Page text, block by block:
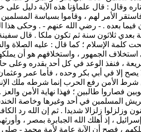
وقال : قال علماؤنا هذه الآية دليل على
الأمر لهم ، وقاموا بسياسة
فيما بعده . - رضي الله عنهم - . وحكى
ثلاثون سنة ثم تكون ملكا . قال
الإسلام ؛ كما قال : عليه الصلاة
الجمهور ، واستخلافهم هو أن
، فنفذ الوعد في كل أحد بقدره وعلى
يصح إلا في أبي بكر وحده ، فأما عمر
الأمن رفع الحرب إنما شرطه ملك
فصاروا طالبين ؛ فهذا نهاية الأمن
المسلمين في أحد وغيرها وخاصة
وزلزلوا زلزالا شديدا . ثم إن الله رد
، إذ أهلك الله الجبابرة بمصر ،
، فصح أن الآية عامة لأمة محمد -